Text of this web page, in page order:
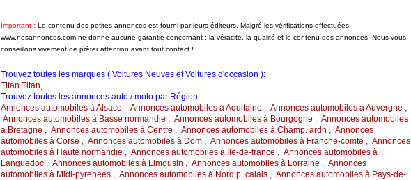
Important : Le contenu des petites annonces est fourni par leurs éditeurs. Malgré les vérifications effectuées,
www.nosannonces.com ne donne aucune garantie concernant : la véracité, la qualité et le contenu des annonces. Nous vous
conseillons vivement de prêter attention avant tout contact !
Trouvez toutes les marques ( Voitures Neuves et Voitures d'occasion ):
Titan Titan,
Trouvez toutes les annonces auto / moto par Région :
Annonces automobiles à Alsace , Annonces automobiles à Aquitaine , Annonces automobiles à Auvergne ,
Annonces automobiles à Basse normandie , Annonces automobiles à Bourgogne , Annonces automobiles
à Bretagne , Annonces automobiles à Centre , Annonces automobiles à Champ. ardn , Annonces
automobiles à Corse , Annonces automobiles à Dom, Annonces automobiles à Franche-comte , Annonces
automobiles à Haute normandie , Annonces automobiles à Ile-de-france , Annonces automobiles à
Languedoc, Annonces automobiles à Limousin , Annonces automobiles à Lorraine , Annonces
automobiles à Midi-pyrenees, Annonces automobiles à Nord p. calais, Annonces automobiles à Pays-de-